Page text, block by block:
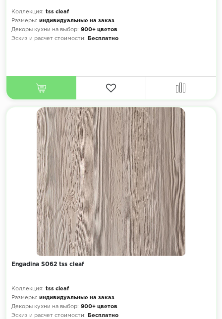
Коллекция: tss cleaf
Размеры: индивидуальные на заказ
Декоры кухни на выбор: 900+ цветов
Эскиз и расчет стоимости:
Бесплатно
Engadina S062 tss cleaf
Коллекция: tss cleaf
Размеры: индивидуальные на заказ
Декоры кухни на выбор: 900+ цветов
Эскиз и расчет стоимости:
Бесплатно